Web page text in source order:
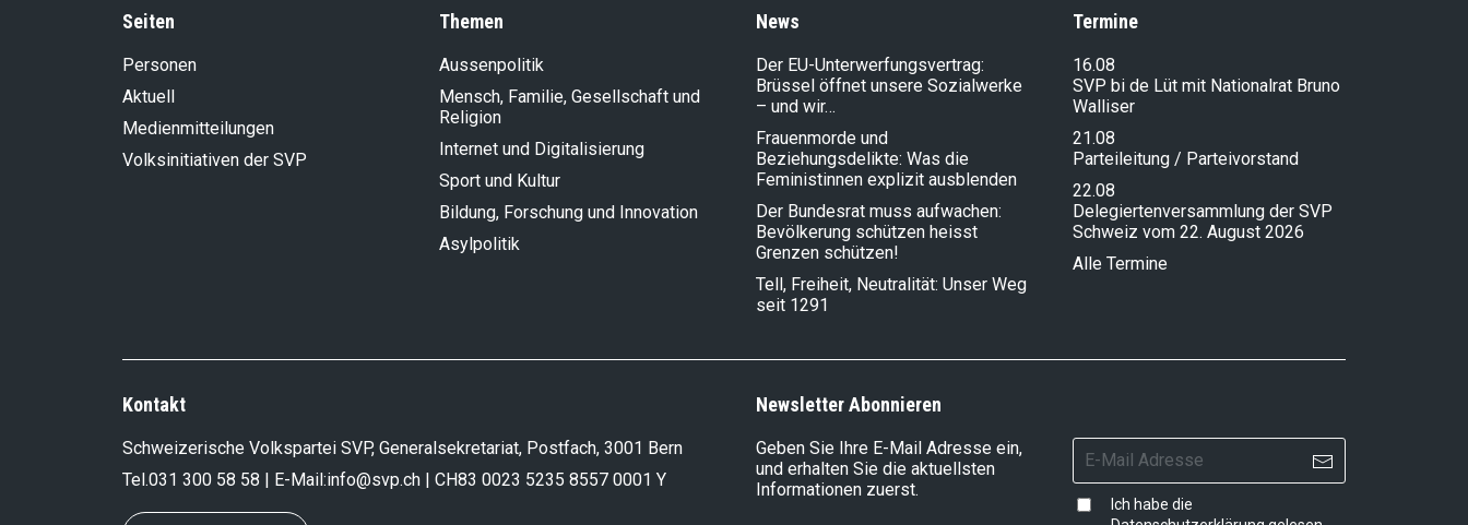
Seiten
Personen
Aktuell
Medienmitteilungen
Volksinitiativen der SVP
Themen
Aussenpolitik
Mensch, Familie, Gesellschaft und
Religion
Internet und Digitalisierung
Sport und Kultur
Bildung, Forschung und Innovation
Asylpolitik
News
Der EU-Unterwerfungsvertrag:
Brüssel öffnet unsere Sozialwerke
– und wir…
Frauenmorde und
Beziehungsdelikte: Was die
Feministinnen explizit ausblenden
Der Bundesrat muss aufwachen:
Bevölkerung schützen heisst
Grenzen schützen!
Tell, Freiheit, Neutralität: Unser Weg
seit 1291
Termine
16.08
SVP bi de Lüt mit Nationalrat Bruno
Walliser
21.08
Parteileitung / Parteivorstand
22.08
Delegiertenversammlung der SVP
Schweiz vom 22. August 2026
Alle Termine
Kontakt
Schweizerische Volkspartei SVP, Generalsekretariat, Postfach, 3001 Bern
Tel.031 300 58 58 | E-Mail:info@svp.ch | CH83 0023 5235 8557 0001 Y
Newsletter Abonnieren
Geben Sie Ihre E-Mail Adresse ein,
und erhalten Sie die aktuellsten
Informationen zuerst.
Ich habe die